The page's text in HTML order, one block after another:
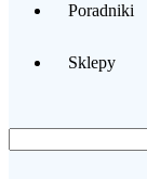
Poradniki
Sklepy